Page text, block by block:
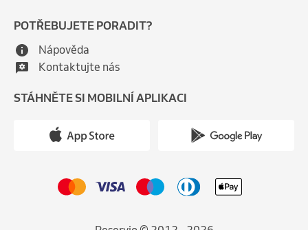
POTŘEBUJETE PORADIT?
Nápověda
Kontaktujte nás
STÁHNĚTE SI MOBILNÍ APLIKACI